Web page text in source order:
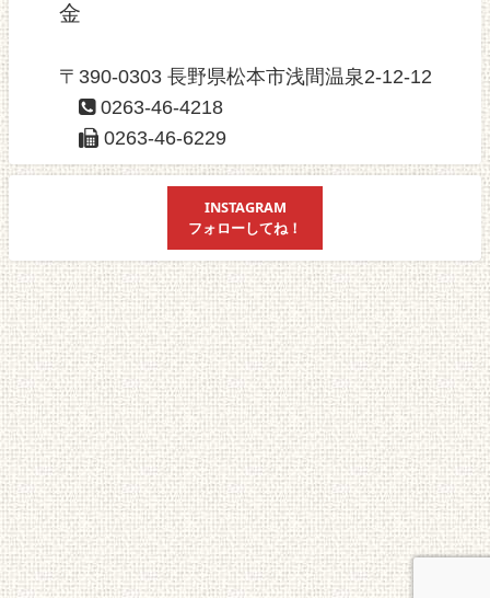
金
〒390-0303 長野県松本市浅間温泉2-12-12
0263-46-4218
0263-46-6229
INSTAGRAM
フォローしてね！